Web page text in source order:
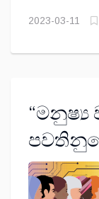
2023-03-11
“මනුෂ්‍ය